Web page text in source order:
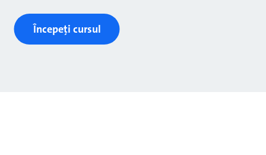
Începeți cursul